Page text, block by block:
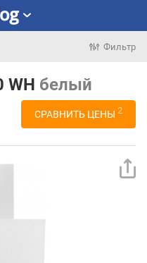
Фильтр
WH белый
СРАВНИТЬ ЦЕНЫ 2